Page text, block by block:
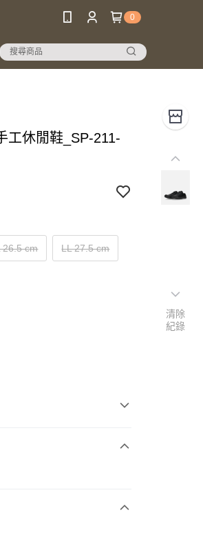
0
工休閒鞋_SP-211-
26.5 cm LL 27.5 cm
清除
紀錄